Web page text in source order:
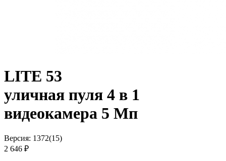
LITE 53
уличная пуля 4 в 1
видеокамера 5 Мп
Версия: 1372(15)
2 646 ₽